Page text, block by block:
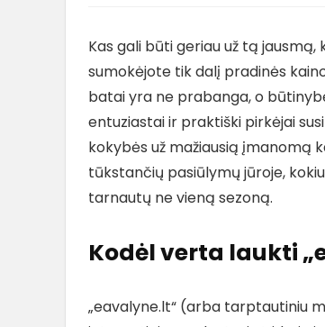
Kas gali būti geriau už tą
sumokėjote tik dalį pradinės
batai yra ne prabanga, o
entuziastai ir praktiški pirkėjai
kokybės už mažiausią įmanomą
tūkstančių pasiūlymų jūroje,
tarnautų ne vieną sezoną.
Kodėl verta laukti
„eavalyne.lt“ (arba tarptautiniu